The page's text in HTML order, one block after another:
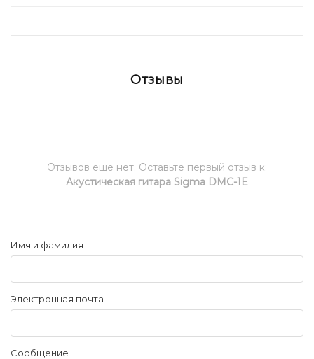
Отзывы
Отзывов еще нет. Оставьте первый отзыв к:
Акустическая гитара Sigma DMC-1E
Имя и фамилия
Электронная почта
Сообщение